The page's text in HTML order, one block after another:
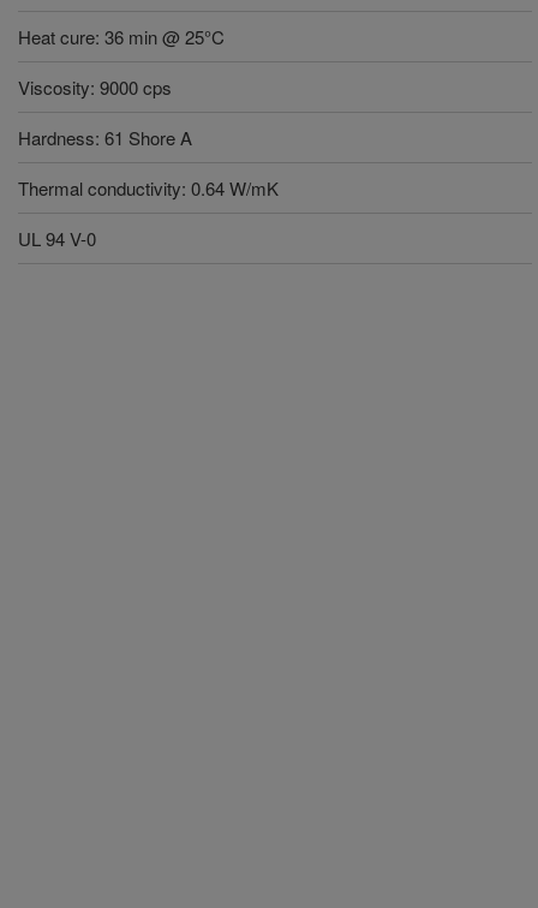
Heat cure: 36 min @ 25°C
Viscosity: 9000 cps
Hardness: 61 Shore A
Thermal conductivity: 0.64 W/mK
UL 94 V-0